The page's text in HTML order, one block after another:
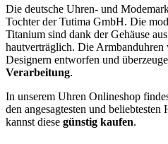
Die deutsche Uhren- und
Tochter der Tutima GmbH. Die
Titanium sind dank der Gehäuse aus
hautverträglich. Die Armbanduhren
Designern entworfen und
Verarbeitung.
In unserem Uhren Onlineshop
den angesagtesten und
kannst diese günstig kaufen.